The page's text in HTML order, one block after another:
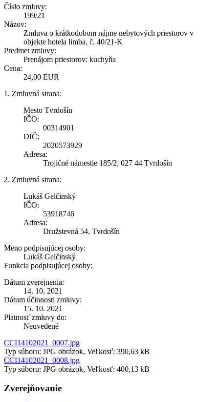
Číslo zmluvy:
199/21
Názov:
Zmluva o krátkodobom nájme nebytových priestorov v
objekte hotela limba, č. 40/21-K
Predmet zmluvy:
Prenájom priestorov: kuchyňa
Cena:
24,00 EUR
1. Zmluvná strana:
Mesto Tvrdošín
IČO:
00314901
DIČ:
2020573929
Adresa:
Trojičné námestie 185/2, 027 44 Tvrdošín
2. Zmluvná strana:
Lukáš Gelčinský
IČO:
53918746
Adresa:
Družstevná 54, Tvrdošín
Meno podpisujúcej osoby:
Lukáš Gelčinský
Funkcia podpisujúcej osoby:
Dátum zverejnenia:
14. 10. 2021
Dátum účinnosti zmluvy:
15. 10. 2021
Platnosť zmluvy do:
Neuvedené
CCI14102021_0007.jpg
Typ súboru: JPG obrázok, Veľkosť: 390,63 kB
CCI14102021_0008.jpg
Typ súboru: JPG obrázok, Veľkosť: 400,13 kB
Zverejňovanie